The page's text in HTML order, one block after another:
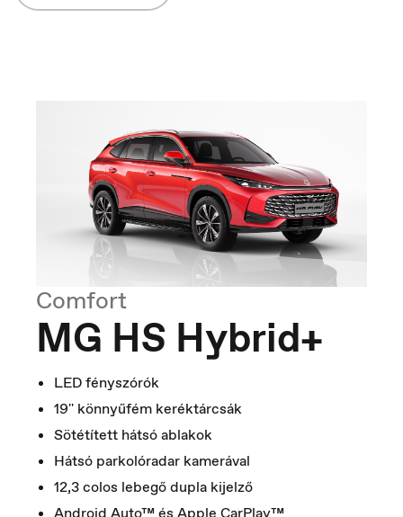
Macedonia
Македонски
Comfort
MG HS Hybrid+
LED fényszórók
19'' könnyűfém keréktárcsák
Sötétített hátsó ablakok
Hátsó parkolóradar kamerával
12,3 colos lebegő dupla kijelző
Android Auto™ és Apple CarPlay™